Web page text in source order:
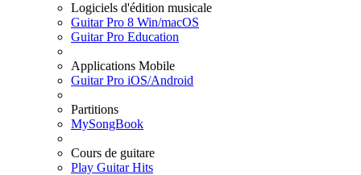
Logiciels d'édition musicale
Guitar Pro 8 Win/macOS
Guitar Pro Education
Applications Mobile
Guitar Pro iOS/Android
Partitions
MySongBook
Cours de guitare
Play Guitar Hits